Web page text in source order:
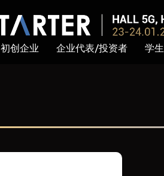
初创企业 企业代表/投资者 学生